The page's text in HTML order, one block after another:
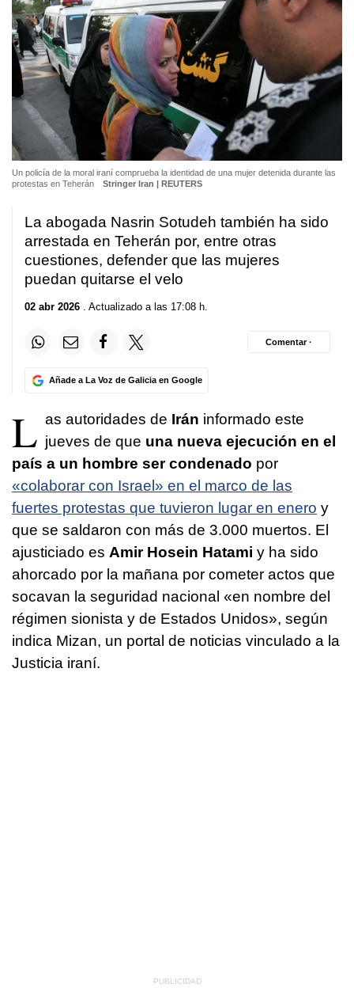
Un policía de la moral iraní comprueba la identidad de una mujer detenida durante las
protestas en Teherán
Stringer Iran | REUTERS
La abogada Nasrin Sotudeh también ha sido
arrestada en Teherán por, entre otras
cuestiones, defender que las mujeres
puedan quitarse el velo
02 abr 2026 . Actualizado a las 17:08 h.
Añade a La Voz de Galicia en Google
Comentar ·
L as autoridades de Irán informado este
jueves de que una nueva ejecución en el
país a un hombre ser condenado por
«colaborar con Israel» en el marco de las
fuertes protestas que tuvieron lugar en enero y
que se saldaron con más de 3.000 muertos. El
ajusticiado es Amir Hosein Hatami y ha sido
ahorcado por la mañana por cometer actos que
socavan la seguridad nacional «en nombre del
régimen sionista y de Estados Unidos», según
indica Mizan, un portal de noticias vinculado a la
Justicia iraní.